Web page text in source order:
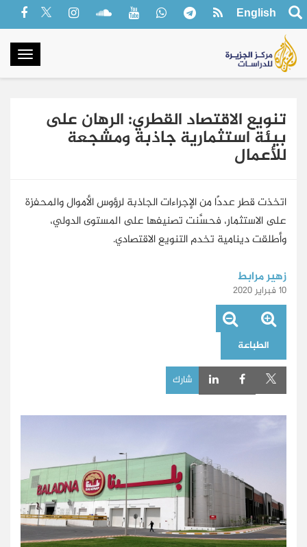
English
تنويع الاقتصاد القطري: الرهان على
بيئة استثمارية جاذبة ومشجعة
للأعمال
اتخذت قطر عددًا من الإجراءات الجاذبة لرؤوس الأموال والمحفزة
على الاستثمار، فحسَّنت تصنيفها على المستوى الدولي،
وأطلقت دينامية تخدم التنويع الاقتصادي.
زهير مرابط
10 فبراير 2020
الطباعة
شارك